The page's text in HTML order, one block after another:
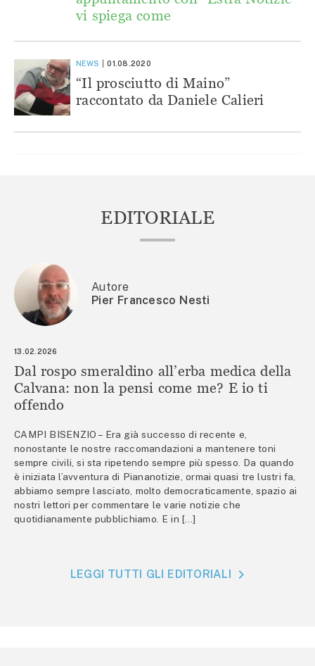
vi spiega come
NEWS 01.08.2020
“Il prosciutto di Maino”
raccontato da Daniele Calieri
EDITORIALE
Autore
Pier Francesco Nesti
13.02.2026
Dal rospo smeraldino all’erba medica della
Calvana: non la pensi come me? E io ti
offendo
CAMPI BISENZIO – Era già successo di recente e,
nonostante le nostre raccomandazioni a mantenere toni
sempre civili, si sta ripetendo sempre più spesso. Da quando
è iniziata l’avventura di Piananotizie, ormai quasi tre lustri fa,
abbiamo sempre lasciato, molto democraticamente, spazio ai
nostri lettori per commentare le varie notizie che
quotidianamente pubblichiamo. E in […]
LEGGI TUTTI GLI EDITORIALI